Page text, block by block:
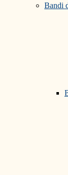
Bandi